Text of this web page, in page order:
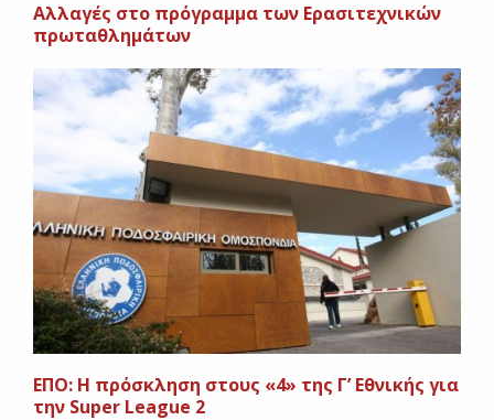
Aλλαγές στο πρόγραμμα των Ερασιτεχνικών
πρωταθλημάτων
ΕΠΟ: Η πρόσκληση στους «4» της Γ’ Εθνικής για
την Super League 2